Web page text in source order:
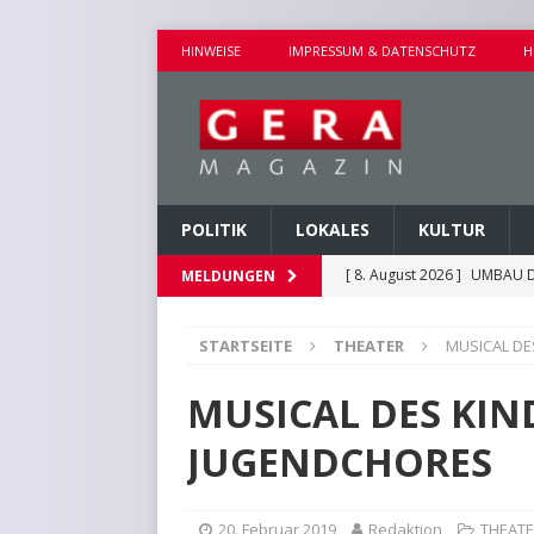
HINWEISE IMPRESSUM & DATENSCHUTZ
POLITIK LOKALES KULTUR
MELDUNGEN [ 8. August 2026 ] UMBAU
[ 8. August 2026 ]
[ 7. August 2026 ]
STARTSEITE THEATER MUSICAL
MUSICAL DES
JUGENDCHORES
20. Februar 2019 Redaktion